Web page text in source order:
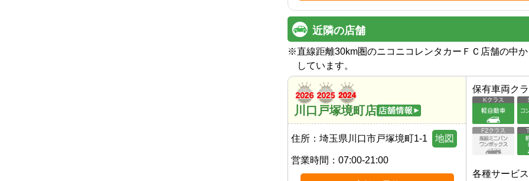
近隣の店舗
※直線距離30km圏のニコニコレンタカーＦＣ店舗の中
しています。
川口戸塚境町店
住所： 埼玉県川口市戸塚境町1-1 地図
営業時間： 07:00-21:00
保有車両ク
各種サービス